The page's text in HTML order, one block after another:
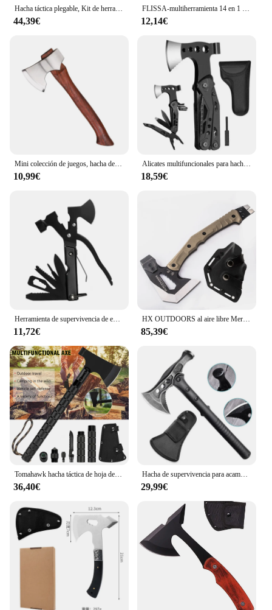
Hacha táctica plegable, Kit de herramientas múltiples, equipo de emergencia, hacha turística, hacha de supervivencia, hacha portátil para exteriores, Tomahawk, hacha de Camping salvaje
44,39€
FLISSA-multiherramienta 14 en 1 para acampar, hacha multifuncional con funda, con luz LED, herramienta de supervivencia para carpintería al aire libre
12,14€
Mini colección de juegos, hacha de regalo afilada de acero inoxidable para acampar al aire libre, hacha de supervivencia, mango de sándalo, cuchillo de hoja fija con soporte
10,99€
Alicates multifuncionales para hacha de supervivencia, multiherramienta para acampar, martillo de hacha, herramienta de Escape al aire libre, alicates plegables portátiles, cuchillo de bolsillo
18,59€
11,72€
HX OUTDOORS al aire libre Mercenarys táctico ingeniero hacha supervivencia de rescate de prueba de explosión hacha campamento fuego de artillería de rescate hacha martillo
85,39€
36,40€
Hacha de supervivencia para acampar al aire libre, hacha táctica Tomahawk, herramientas de caza portátiles multifuncionales, ejes de engranaje de emergencia
29,99€